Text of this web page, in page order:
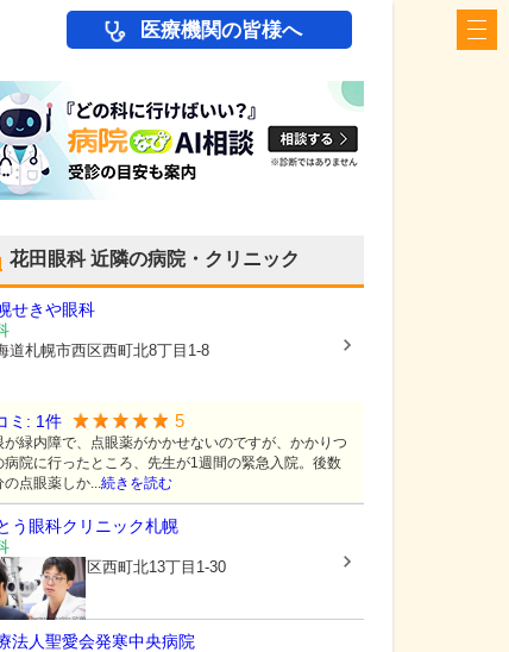
医療機関の皆様へ
花田眼科近隣の病院・クリニック
せきや眼科
道札幌市西区西町北8丁目1-8
ミ: 1件 5
が緑内障で、点眼薬がかかせないのですが、かかりつ
病院に行ったところ、先生が1週間の緊急入院。後数
の点眼薬しか...続きを読む
う眼科クリニック札幌
道札幌市西区西町北13丁目1-30
法人聖愛会発寒中央病院